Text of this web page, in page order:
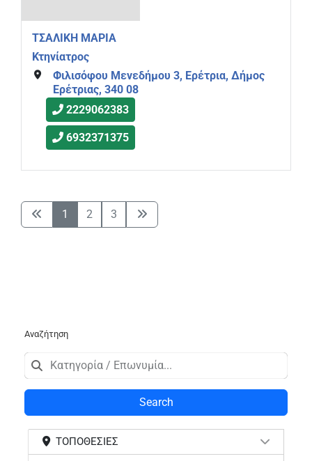
ΤΣΑΛΙΚΗ ΜΑΡΙΑ
Κτηνίατρος
Φιλισόφου Μενεδήμου 3, Ερέτρια, Δήμος
Ερέτριας, 340 08
2229062383
6932371375
1 2 3
Αναζήτηση
Search
ΤΟΠΟΘΕΣΊΕΣ